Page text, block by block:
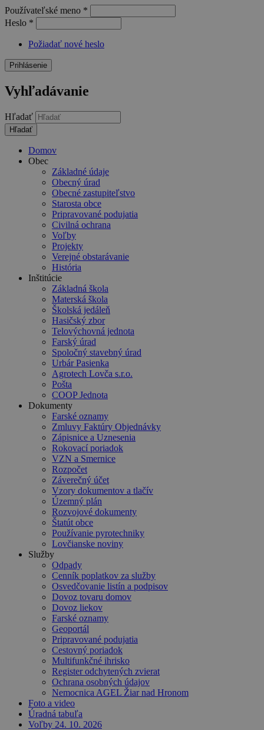
Používateľské meno *
Heslo *
Požiadať nové heslo
Vyhľadávanie
Hľadať
Domov
Obec
Základné údaje
Obecný úrad
Obecné zastupiteľstvo
Starosta obce
Pripravované podujatia
Civilná ochrana
Voľby
Projekty
Verejné obstarávanie
História
Inštitúcie
Základná škola
Materská škola
Školská jedáleň
Hasičský zbor
Telovýchovná jednota
Farský úrad
Spoločný stavebný úrad
Urbár Pasienka
Agrotech Lovča s.r.o.
Pošta
COOP Jednota
Dokumenty
Farské oznamy
Zmluvy Faktúry Objednávky
Zápisnice a Uznesenia
Rokovací poriadok
VZN a Smernice
Rozpočet
Záverečný účet
Vzory dokumentov a tlačív
Územný plán
Rozvojové dokumenty
Štatút obce
Používanie pyrotechniky
Lovčianske noviny
Služby
Odpady
Cenník poplatkov za služby
Osvedčovanie listín a podpisov
Dovoz tovaru domov
Dovoz liekov
Farské oznamy
Geoportál
Pripravované podujatia
Cestovný poriadok
Multifunkčné ihrisko
Register odchytených zvierat
Ochrana osobných údajov
Nemocnica AGEL Žiar nad Hronom
Foto a video
Úradná tabuľa
Voľby 24. 10. 2026